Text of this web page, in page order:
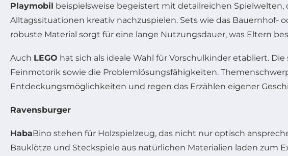
Playmobil beispielsweise begeistert mit detailreichen
Alltagssituationen kreativ nachzuspielen. Sets wie das Bauernhof-
robuste Material sorgt für eine lange Nutzungsdauer, was Eltern
Auch LEGO hat sich als ideale Wahl für Vorschulkinder etabliert. Die
Feinmotorik sowie die Problemlösungsfähigkeiten.
Entdeckungsmöglichkeiten und regen das Erzählen eigener
Ravensburger
HabaBino stehen für Holzspielzeug, das nicht nur optisch
Bauklötze und Steckspiele aus natürlichen Materialien laden zum